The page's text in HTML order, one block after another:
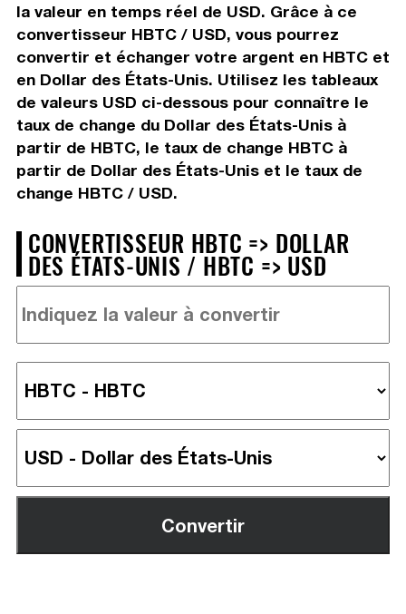
la valeur en temps réel de USD. Grâce à ce
convertisseur HBTC / USD, vous pourrez
convertir et échanger votre argent en HBTC et
en Dollar des États-Unis. Utilisez les tableaux
de valeurs USD ci-dessous pour connaître le
taux de change du Dollar des États-Unis à
partir de HBTC, le taux de change HBTC à
partir de Dollar des États-Unis et le taux de
change HBTC / USD.
CONVERTISSEUR HBTC => DOLLAR
DES ÉTATS-UNIS / HBTC => USD